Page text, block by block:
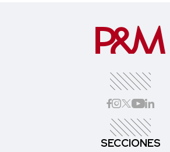
SECCIONES